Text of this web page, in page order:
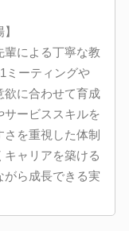
による丁寧な教
ミーティングや
欲に合わせて育成
サービススキルを
を重視した体制
ャリアを築ける
がら成長できる実